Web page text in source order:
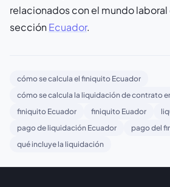
relacionados con el mundo laboral
secciónEcuador.
cómo se calcula el finiquito Ecuador
cómo se calcula la liquidación de contrato
finiquito Ecuador
finiquito Euador
pago de liquidación Ecuador
pago del
qué incluye la liquidación